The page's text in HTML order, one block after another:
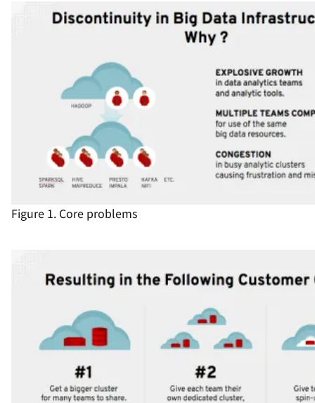
Figure 1. Core problems